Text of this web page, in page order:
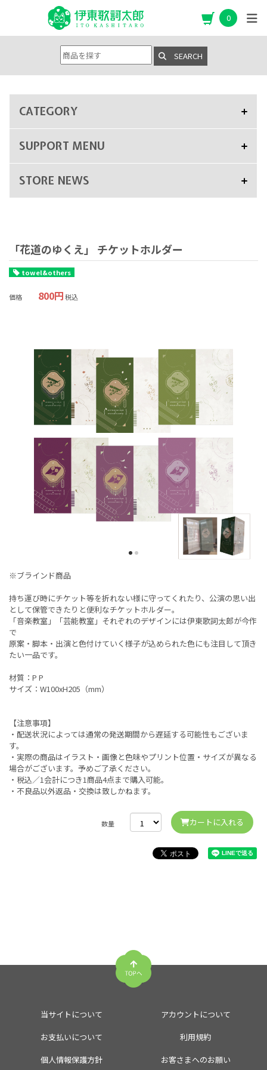
0
SEARCH
CATEGORY
SUPPORT MENU
STORE NEWS
「花道のゆくえ」 チケットホルダー
towel&others
価格 800円税込
※ブラインド商品
持ち運び時にチケット等を折れない様に守ってくれたり、公演の思い出
として保管できたりと便利なチケットホルダー。
「音楽教室」「芸能教室」それぞれのデザインには伊東歌詞太郎が今作
で
原案・脚本・出演と色付けていく様子が込められた色にも注目して頂き
たい一品です。
材質：P P
サイズ：W100xH205（mm）
【注意事項】
・配送状況によっては通常の発送期間から遅延する可能性もございま
す。
・実際の商品はイラスト・画像と色味やプリント位置・サイズが異なる
場合がございます。予めご了承ください。
・税込／1会計につき1商品4点まで購入可能。
・不良品以外返品・交換は致しかねます。
数量 カートに入れる
当サイトについて
アカウントについて
お支払いについて
利用規約
個人情報保護方針
お客さまへのお願い